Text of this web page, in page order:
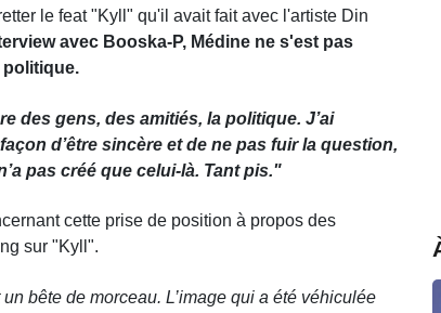
le feat "Kyll" qu'il avait fait avec l'artiste Din
avec Booska-P, Médine ne s'est pas
politique.
des gens, des amitiés, la politique. J’ai
d’être sincère et de ne pas fuir la question,
pas créé que celui-là. Tant pis."
cette prise de position à propos des
sur "Kyll".
un bête de morceau. L’image qui a été véhiculée